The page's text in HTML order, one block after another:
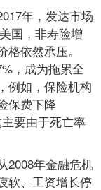
年，发达市场
国，非寿险增
依然承压。
，成为拖累全
例如，保险机构
保费下降
要由于死亡率
2008年金融危机
软、工资增长停